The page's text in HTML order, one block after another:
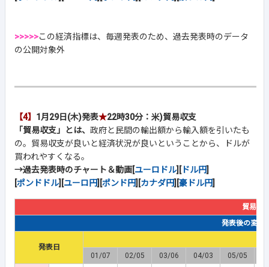
>>>>>この経済指標は、毎週発表のため、過去発表時のデータ
の公開対象外
【4】 1月29日(木)発表★22時30分：米)貿易収支
「貿易収支」とは、 政府と民間の輸出額から輸入額を引いたも
の。貿易収支が良いと経済状況が良いということから、ドルが
買われやすくなる。
→過去発表時のチャート＆動画[ユーロドル][ ドル円]
[ポンドドル][ユーロ円][ポンド円][カナダ円][豪ドル円]
貿易収
発表後の変動
発表日
01/07
02/05 03/06 04/03 05/05